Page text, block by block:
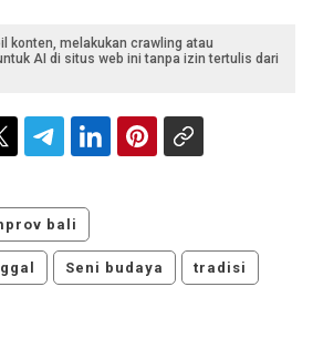
konten, melakukan crawling atau
AI di situs web ini tanpa izin tertulis dari
bali
Seni budaya tradisi